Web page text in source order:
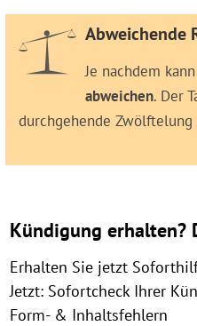
Abweichende
Je nachdem
abweichen. Der
durchgehende
Kündigung erhalten?
Erhalten Sie jetzt
Jetzt: Sofortcheck Ihrer
Form- & Inhaltsfehlern